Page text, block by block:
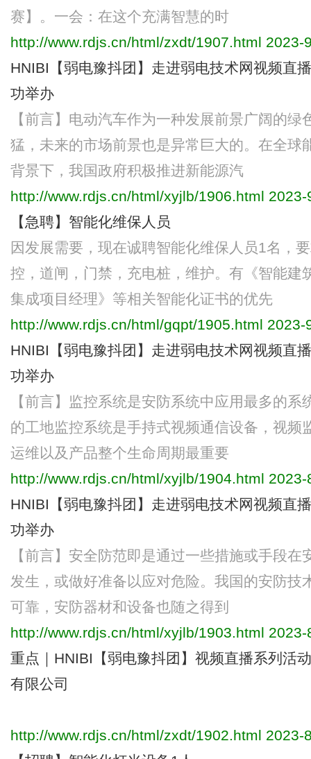
赛】。一会：在这个充满智慧的时
http://www.rdjs.cn/html/zxdt/1907.html 2023-
HNIBI【弱电豫抖团】走进弱电技术网视频直
功举办
【前言】电动汽车作为一种发展前景广阔的
猛，未来的市场前景也是异常巨大的。在全球
背景下，我国政府积极推进新能源汽
http://www.rdjs.cn/html/xyjlb/1906.html 2023-
【急聘】智能化维保人员
因发展需要，现在诚聘智能化维保人员1名，
控，道闸，门禁，充电桩，维护。有《智能建
集成项目经理》等相关智能化证书的优先
http://www.rdjs.cn/html/gqpt/1905.html 2023-
HNIBI【弱电豫抖团】走进弱电技术网视频直
功举办
【前言】监控系统是安防系统中应用最多的
的工地监控系统是手持式视频通信设备，视频
运维以及产品整个生命周期最重要
http://www.rdjs.cn/html/xyjlb/1904.html 2023-
HNIBI【弱电豫抖团】走进弱电技术网视频直
功举办
【前言】安全防范即是通过一些措施或手段
发生，或做好准备以应对危险。我国的安防技
可靠，安防器材和设备也随之得到
http://www.rdjs.cn/html/xyjlb/1903.html 2023-
重点｜HNIBI【弱电豫抖团】视频直播系列活
有限公司
http://www.rdjs.cn/html/zxdt/1902.html 2023-